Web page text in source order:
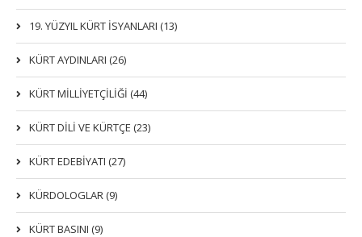
19. YÜZYIL KÜRT İSYANLARI (13)
KÜRT AYDINLARI (26)
KÜRT MİLLİYETÇİLİĞİ (44)
KÜRT DİLİ VE KÜRTÇE (23)
KÜRT EDEBİYATI (27)
KÜRDOLOGLAR (9)
KÜRT BASINI (9)